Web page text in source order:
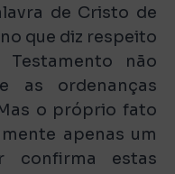
de Cristo de
que diz respeito
não
as ordenanças
o próprio fato
apenas um
confirma estas